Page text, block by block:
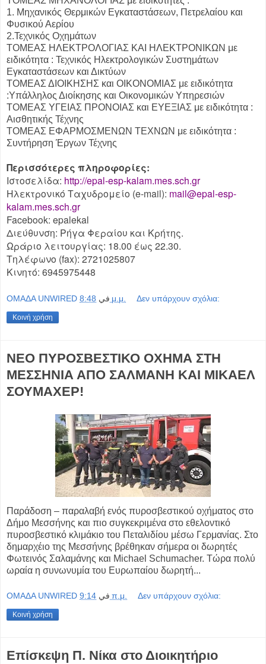
1. Μηχανικός Θερμικών Εγκαταστάσεων, Πετρελαίου και
Φυσικού Αερίου
2.Τεχνικός Οχημάτων
ΤΟΜΕΑΣ ΗΛΕΚΤΡΟΛΟΓΙΑΣ ΚΑΙ ΗΛΕΚΤΡΟΝΙΚΩΝ με
ειδικότητα : Τεχνικός Ηλεκτρολογικών Συστημάτων
Εγκαταστάσεων και Δικτύων
ΤΟΜΕΑΣ ΔΙΟΙΚΗΣΗΣ και ΟΙΚΟΝΟΜΙΑΣ με ειδικότητα
:Υπάλληλος Διοίκησης και Οικονομικών Υπηρεσιών
ΤΟΜΕΑΣ ΥΓΕΙΑΣ ΠΡΟΝΟΙΑΣ και ΕΥΕΞΙΑΣ με ειδικότητα :
Αισθητικής Τέχνης
ΤΟΜΕΑΣ ΕΦΑΡΜΟΣΜΕΝΩΝ ΤΕΧΝΩΝ με ειδικότητα :
Συντήρηση Έργων Τέχνης
Περισσότερες πληροφορίες:
Ιστοσελίδα: http://epal-esp-kalam.mes.sch.gr
Ηλεκτρονικό Ταχυδρομείο (e-mail): mail@epal-esp-
kalam.mes.sch.gr
Facebook: epalekal
Διεύθυνση: Ρήγα Φεραίου και Κρήτης.
Ωράριο λειτουργίας: 18.00 έως 22.30.
Τηλέφωνο (fax): 2721025807
Κινητό: 6945975448
OMAΔΑ UNWIRED في 8:48 μ.μ. Δεν υπάρχουν σχόλια:
Κοινή χρήση
ΝΕΟ ΠΥΡΟΣΒΕΣΤΙΚΟ ΟΧΗΜΑ ΣΤΗ
ΜΕΣΣΗΝΙΑ ΑΠΟ ΣΑΛΜΑΝΗ ΚΑΙ ΜΙΚΑΕΛ
ΣΟΥΜΑΧΕΡ!
Παράδοση – παραλαβή ενός πυροσβεστικού οχήματος στο
Δήμο Μεσσήνης και πιο συγκεκριμένα στο εθελοντικό
πυροσβεστικό κλιμάκιο του Πεταλιδίου μέσω Γερμανίας. Στο
δημαρχέιο της Μεσσήνης βρέθηκαν σήμερα οι δωρητές
Φωτεινός Σαλαμάνης και Michael Schumacher. Τώρα πολύ
ωραία η συνωνυμία του Ευρωπαίου δωρητή...
OMAΔΑ UNWIRED في 9:14 π.μ. Δεν υπάρχουν σχόλια:
Κοινή χρήση
Επίσκεψη Π. Νίκα στο Διοικητήριο